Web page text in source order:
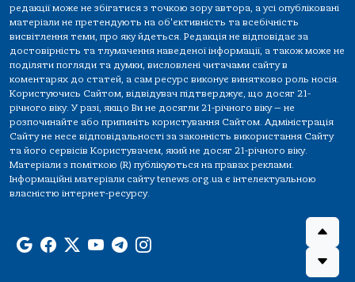
редакції може не збігатися з точкою зору автора, а усі опубліковані
матеріали не претендують на об'єктивність та всебічність
висвітлення теми, про яку йдеться. Редакція не відповідає за
достовірність та тлумачення наведеної інформації, а також може не
поділяти погляди та думки, висловлені читачами сайту в
коментарях до статей, а сам ресурс виконує винятково роль носія.
Користуючись Сайтом, відвідувач підтверджує, що досяг 21-
річного віку. У разі, якщо Ви не досягли 21-річного віку — не
розпочинайте або припиніть користування Сайтом. Адміністрація
Сайту не несе відповідальності за законність використання Сайту
та його сервісів Користувачем, який не досяг 21-річного віку.
Матеріали з поміткою (R) публікуються на правах реклами.
Інформаційні матеріали сайту tenews.org.ua є інтелектуальною
власністю інтернет-ресурсу.